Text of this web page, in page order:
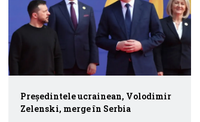
Președintele ucrainean, Volodimir
Zelenski, merge în Serbia